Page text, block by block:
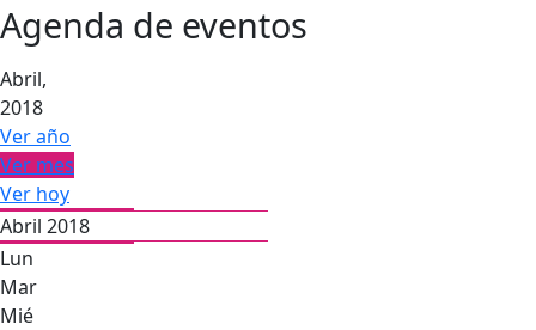
Agenda de eventos
Abril,
2018
Ver año
Ver mes
Ver hoy
Abril 2018
Lun
Mar
Mié